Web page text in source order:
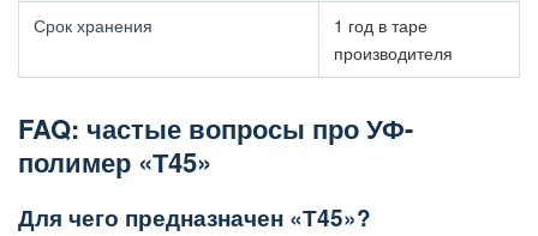
Срок хранения
1 год в таре
производителя
FAQ: частые вопросы про УФ-
полимер «Т45»
Для чего предназначен «Т45»?